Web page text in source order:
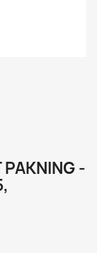
PAKNING -